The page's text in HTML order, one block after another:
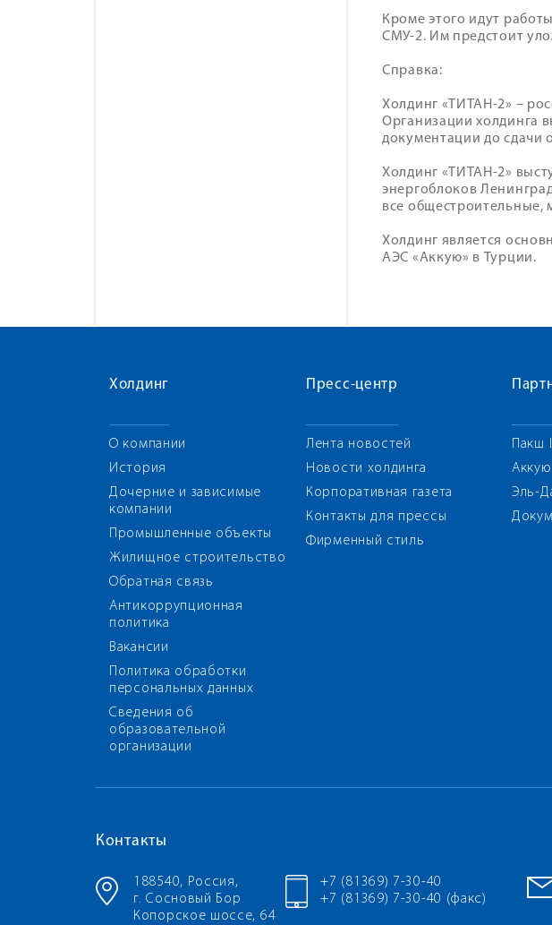
Кроме этого идут
СМУ-2. Им предстоит
Справка:
Холдинг «ТИТАН-2» –
Организации холдинга
документации до сдачи
Холдинг «ТИТАН-2»
энергоблоков
все
Холдинг является
АЭС «Аккую» в Турции.
Холдинг
О компании
История
Дочерние и зависимые
компании
Промышленные объекты
Жилищное строительство
Обратная связь
Антикоррупционная
политика
Вакансии
Политика обработки
персональных данных
Сведения об
образовательной
организации
Пресс-центр
Лента новостей
Новости холдинга
Корпоративная газета
Контакты для прессы
Фирменный стиль
Пакш II
Аккую
Эль-
Контакты
188540, Россия,
г. Сосновый Бор
Копорское шоссе, 64
+7 (81369) 7-30-40
+7 (81369) 7-30-40 (факс)